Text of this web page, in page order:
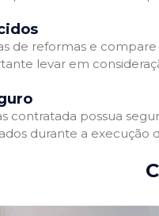
de reformas e
levar em
possua
durante a execução